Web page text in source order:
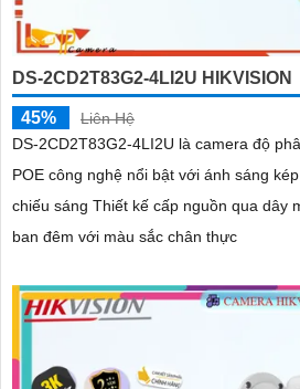
DS-2CD2T83G2-4LI2U HIKVISION
45%
Liên Hệ
DS-2CD2T83G2-4LI2U là camera độ
POE công nghệ nổi bật với ánh sáng
chiếu sáng Thiết kế cấp nguồn qua dây
ban đêm với màu sắc chân thực